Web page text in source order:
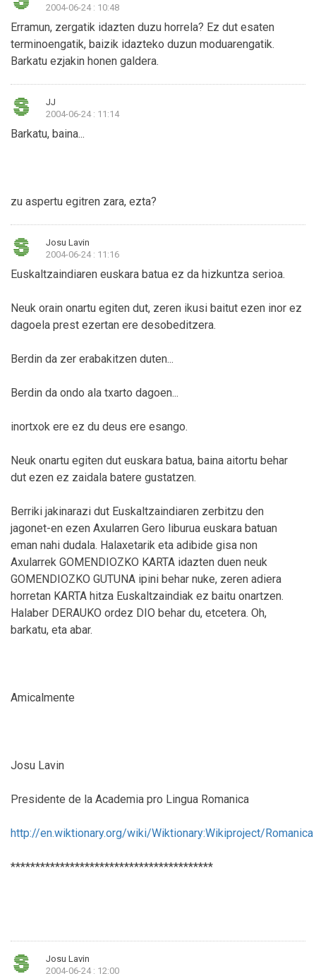
2004-06-24 : 10:48
Erramun, zergatik idazten duzu horrela? Ez dut esaten
terminoengatik, baizik idazteko duzun moduarengatik.
Barkatu ezjakin honen galdera.
JJ
2004-06-24 : 11:14
Barkatu, baina...
zu aspertu egitren zara, ezta?
Josu Lavin
2004-06-24 : 11:16
Euskaltzaindiaren euskara batua ez da hizkuntza serioa.
Neuk orain onartu egiten dut, zeren ikusi baitut ezen inor ez
dagoela prest ezertan ere desobeditzera.
Berdin da zer erabakitzen duten...
Berdin da ondo ala txarto dagoen...
inortxok ere ez du deus ere esango.
Neuk onartu egiten dut euskara batua, baina aitortu behar
dut ezen ez zaidala batere gustatzen.
Berriki jakinarazi dut Euskaltzaindiaren zerbitzu den
jagonet-en ezen Axularren Gero liburua euskara batuan
eman nahi dudala. Halaxetarik eta adibide gisa non
Axularrek GOMENDIOZKO KARTA idazten duen neuk
GOMENDIOZKO GUTUNA ipini behar nuke, zeren adiera
horretan KARTA hitza Euskaltzaindiak ez baitu onartzen.
Halaber DERAUKO ordez DIO behar du, etcetera. Oh,
barkatu, eta abar.
Amicalmente
Josu Lavin
Presidente de la Academia pro Lingua Romanica
http://en.wiktionary.org/wiki/Wiktionary:Wikiproject/Romanica
*****************************************
Josu Lavin
2004-06-24 : 12:00